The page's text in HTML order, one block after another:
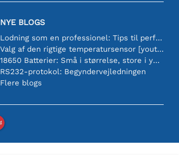
NYE BLOGS
Lodning som en professionel: Tips til perfekte elektroniske forbindelser
Valg af den rigtige temperatursensor [youtube]
18650 Batterier: Små i størrelse, store i ydeevne
RS232-protokol: Begyndervejledningen
Flere blogs